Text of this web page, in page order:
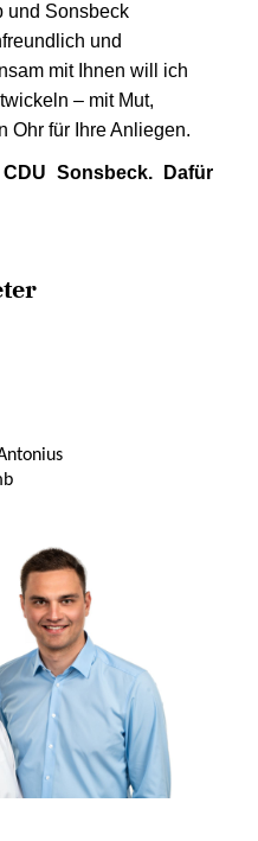
und Sonsbeck
und
mit Ihnen will ich
– mit Mut,
Ohr für Ihre Anliegen.
Sonsbeck. Dafür